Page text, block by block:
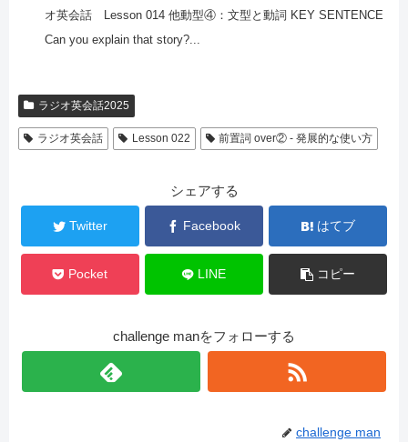
オ英会話 Lesson 014 他動型④：文型と動詞 KEY SENTENCE
Can you explain that story?...
ラジオ英会話2025
ラジオ英会話 Lesson 022 前置詞 over② - 発展的な使い方
シェアする
Twitter Facebook はてブ
Pocket LINE コピー
challenge manをフォローする
challenge man